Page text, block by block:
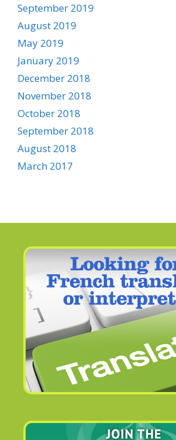
September 2019
August 2019
May 2019
January 2019
December 2018
November 2018
October 2018
September 2018
August 2018
March 2017